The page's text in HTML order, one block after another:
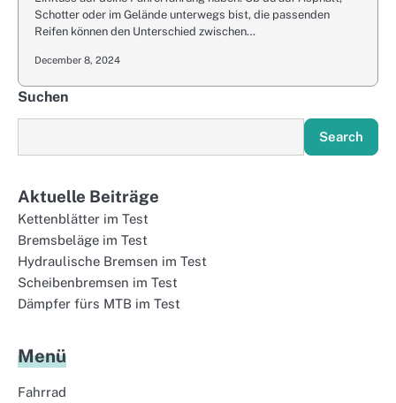
Schotter oder im Gelände unterwegs bist, die passenden
Reifen können den Unterschied zwischen…
December 8, 2024
Suchen
Search
Aktuelle Beiträge
Kettenblätter im Test
Bremsbeläge im Test
Hydraulische Bremsen im Test
Scheibenbremsen im Test
Dämpfer fürs MTB im Test
Menü
Fahrrad